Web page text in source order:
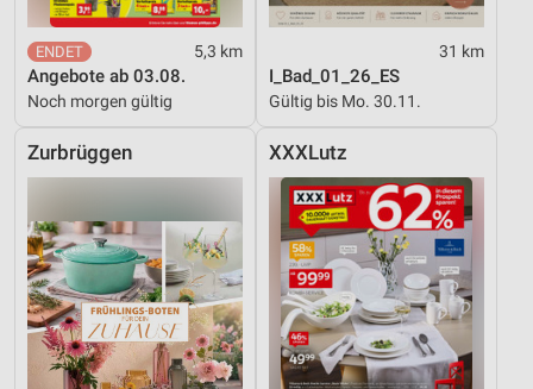
5,3 km
Angebote ab 03.08.
Noch morgen gültig
31 km
I_Bad_01_26_ES
Gültig bis Mo. 30.11.
Zurbrüggen XXXLutz